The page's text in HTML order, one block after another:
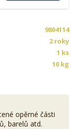
9804114
2 roky
1 ks
10 kg
opěrné části
barelů atd.